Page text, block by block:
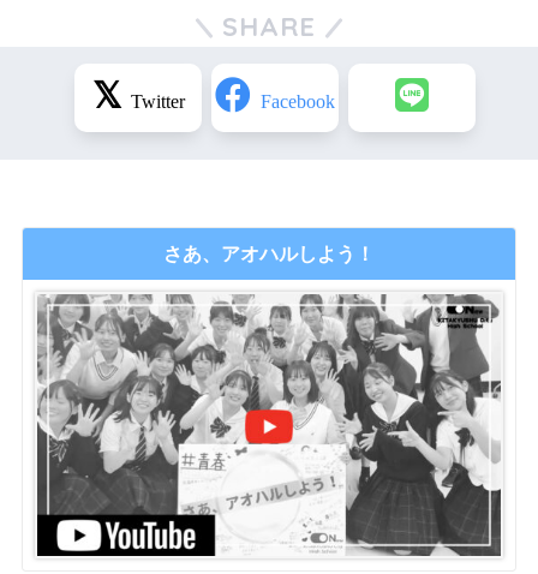
SHARE
さあ、アオハルしよう！